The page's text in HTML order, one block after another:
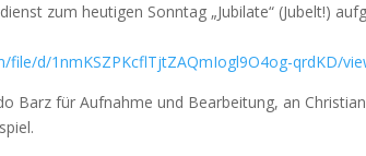
zum heutigen Sonntag „Jubilate“ (Jubelt!)
file/d/1nmKSZPKcflTjtZAQmIogl9O4og-qrdKD/
Barz für Aufnahme und Bearbeitung, an